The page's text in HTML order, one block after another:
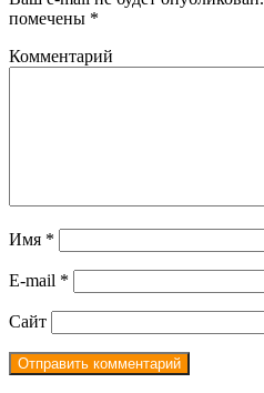
помечены *
Комментарий
Имя *
E-mail *
Сайт